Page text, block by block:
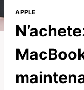
APPLE